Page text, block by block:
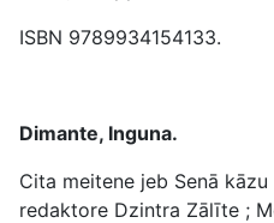
ISBN 9789934154133.
Dimante, Inguna.
Cita meitene jeb Senā
redaktore Dzintra Zālīte ;